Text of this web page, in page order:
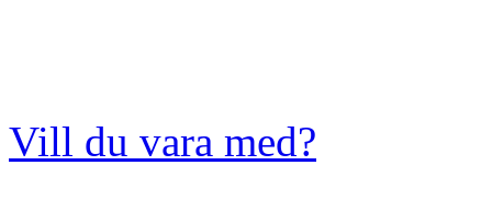
Vill du vara med?